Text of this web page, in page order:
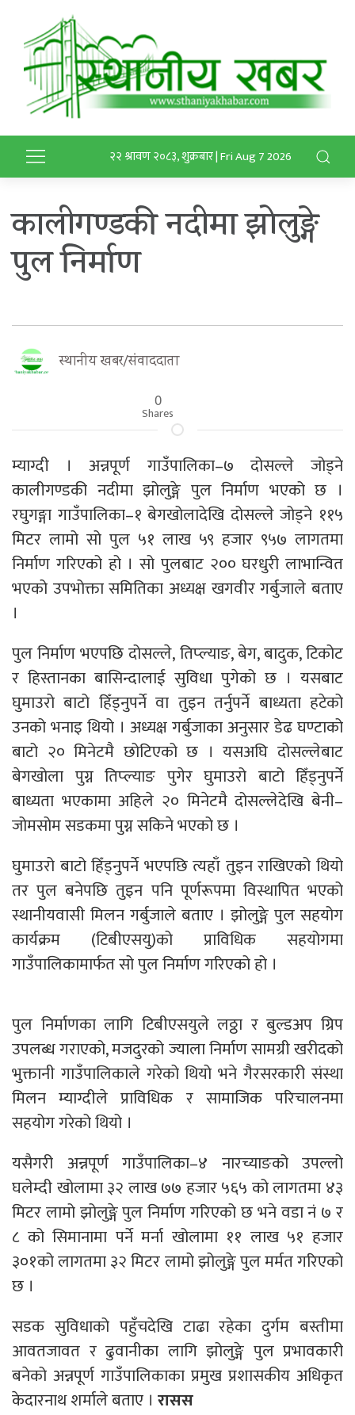
२२ श्रावण २०८३, शुक्रबार | Fri Aug 7 2026
कालीगण्डकी नदीमा झोलुङ्गे
पुल निर्माण
स्थानीय खबर/संवाददाता
0
Shares
म्याग्दी । अन्नपूर्ण गाउँपालिका–७ दोसल्ले जोड्ने
कालीगण्डकी नदीमा झोलुङ्गे पुल निर्माण भएको छ ।
रघुगङ्गा गाउँपालिका–१ बेगखोलादेखि दोसल्ले जोड्ने ११५
मिटर लामो सो पुल ५१ लाख ५९ हजार ९५७ लागतमा
निर्माण गरिएको हो । सो पुलबाट २०० घरधुरी लाभान्वित
भएको उपभोक्ता समितिका अध्यक्ष खगवीर गर्बुजाले बताए
।
पुल निर्माण भएपछि दोसल्ले, तिप्ल्याङ, बेग, बादुक, टिकोट
र हिस्तानका बासिन्दालाई सुविधा पुगेको छ । यसबाट
घुमाउरो बाटो हिँड्नुपर्ने वा तुइन तर्नुपर्ने बाध्यता हटेको
उनको भनाइ थियो । अध्यक्ष गर्बुजाका अनुसार डेढ घण्टाको
बाटो २० मिनेटमै छोटिएको छ । यसअघि दोसल्लेबाट
बेगखोला पुग्न तिप्ल्याङ पुगेर घुमाउरो बाटो हिँड्नुपर्ने
बाध्यता भएकामा अहिले २० मिनेटमै दोसल्लेदेखि बेनी–
जोमसोम सडकमा पुग्न सकिने भएको छ ।
घुमाउरो बाटो हिँड्नुपर्ने भएपछि त्यहाँ तुइन राखिएको थियो
तर पुल बनेपछि तुइन पनि पूर्णरूपमा विस्थापित भएको
स्थानीयवासी मिलन गर्बुजाले बताए । झोलुङ्गे पुल सहयोग
कार्यक्रम (टिबीएसयु)को प्राविधिक सहयोगमा
गाउँपालिकामार्फत सो पुल निर्माण गरिएको हो ।
पुल निर्माणका लागि टिबीएसयुले लठ्ठा र बुल्डअप ग्रिप
उपलब्ध गराएको, मजदुरको ज्याला निर्माण सामग्री खरीदको
भुक्तानी गाउँपालिकाले गरेको थियो भने गैरसरकारी संस्था
मिलन म्याग्दीले प्राविधिक र सामाजिक परिचालनमा
सहयोग गरेको थियो ।
यसैगरी अन्नपूर्ण गाउँपालिका–४ नारच्याङको उपल्लो
घलेम्दी खोलामा ३२ लाख ७७ हजार ५६५ को लागतमा ४३
मिटर लामो झोलुङ्गे पुल निर्माण गरिएको छ भने वडा नं ७ र
८ को सिमानामा पर्ने मर्ना खोलामा ११ लाख ५१ हजार
३०१को लागतमा ३२ मिटर लामो झोलुङ्गे पुल मर्मत गरिएको
छ ।
सडक सुविधाको पहुँचदेखि टाढा रहेका दुर्गम बस्तीमा
आवतजावत र ढुवानीका लागि झोलुङ्गे पुल प्रभावकारी
बनेको अन्नपूर्ण गाउँपालिकाका प्रमुख प्रशासकीय अधिकृत
केदारनाथ शर्माले बताए । रासस